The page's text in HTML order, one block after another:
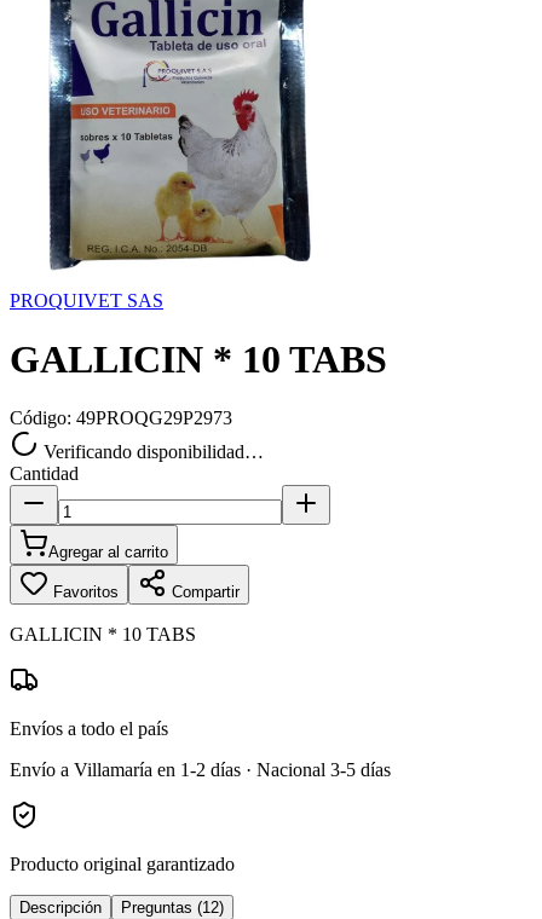
PROQUIVET SAS
GALLICIN * 10 TABS
Código: 49PROQG29P2973
Verificando disponibilidad…
Cantidad
Agregar al carrito
Favoritos Compartir
GALLICIN * 10 TABS
Envíos a todo el país
Envío a Villamaría en 1-2 días · Nacional 3-5 días
Producto original garantizado
Descripción Preguntas (12)